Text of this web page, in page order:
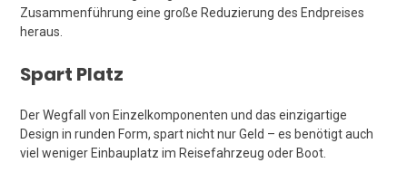
Zusammenführung eine große Reduzierung des Endpreises
heraus.
Spart Platz
Der Wegfall von Einzelkomponenten und das einzigartige
Design in runden Form, spart nicht nur Geld – es benötigt auch
viel weniger Einbauplatz im Reisefahrzeug oder Boot.